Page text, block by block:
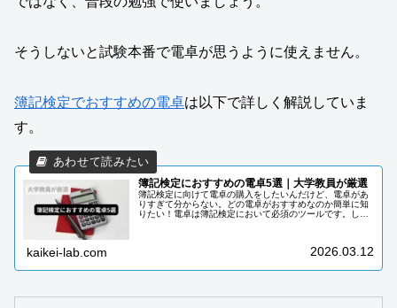
そうしないと試験本番で電卓が思うように使えません。
簿記検定でおすすめの電卓は以下で詳しく解説していま
す。
簿記検定におすすめの電卓5選｜大学教員が厳選
簿記検定に向けて電卓の購入をしたいんだけど、電卓があ
りすぎて分からない。どの電卓がおすすめなのか簡単に知
りたい！電卓は簿記検定において必須のツールです。しか
kaikei-lab.com 2026.03.12